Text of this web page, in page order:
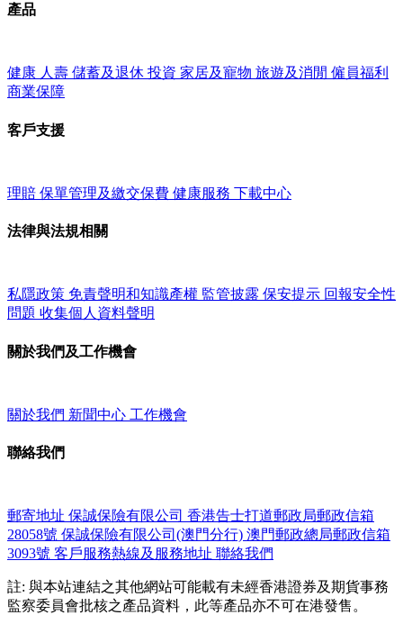
產品
健康 人壽 儲蓄及退休 投資 家居及寵物 旅遊及消閒 僱員福利
商業保障
客戶支援
理賠 保單管理及繳交保費 健康服務 下載中心
法律與法規相關
私隱政策 免責聲明和知識產權 監管披露 保安提示 回報安全性
問題 收集個人資料聲明
關於我們及工作機會
關於我們 新聞中心 工作機會
聯絡我們
郵寄地址 保誠保險有限公司 香港告士打道郵政局郵政信箱
28058號 保誠保險有限公司(澳門分行) 澳門郵政總局郵政信箱
3093號 客戶服務熱線及服務地址 聯絡我們
註: 與本站連結之其他網站可能載有未經香港證券及期貨事務
監察委員會批核之產品資料，此等產品亦不可在港發售。